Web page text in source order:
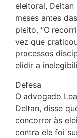
eleitoral, Deltan
meses antes
pleito. “O
vez que
processos
elidir a
Defesa
O advogado
Deltan, disse
concorrer às
contra ele foi